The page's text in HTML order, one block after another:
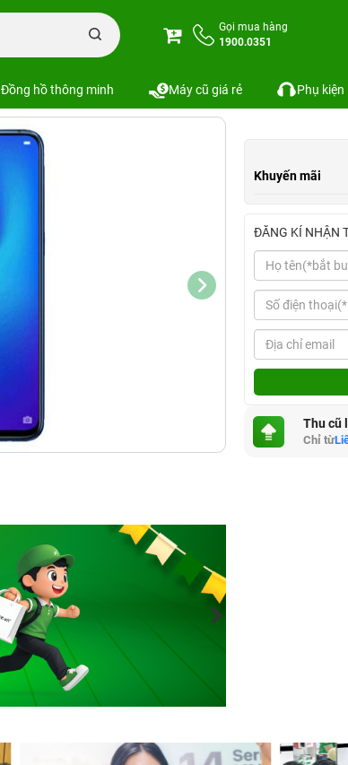
Gọi mua hàng
1900.0351
Đồng hồ thông minh Máy cũ giá rẻ Phụ kiện
Khuyến mãi
ĐĂNG KÍ NHẬN
Thu cũ
Chỉ từ